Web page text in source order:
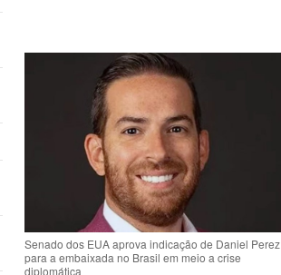
Senado dos EUA aprova indicação de Daniel Perez
para a embaixada no Brasil em meio a crise
diplomática